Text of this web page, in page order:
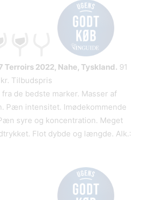
Terroirs 2022, Nahe, Tyskland. 91
Tilbudspris
de bedste marker. Masser af
Pæn intensitet. Imødekommende
syre og koncentration. Meget
Flot dybde og længde. Alk.: